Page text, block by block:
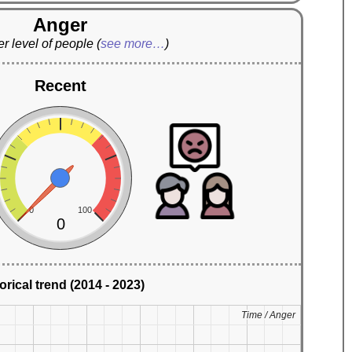
Anger
level of people(see more…)
Recent
0 100
0
trend (2014 - 2023)
Time / Anger
Time / Anger